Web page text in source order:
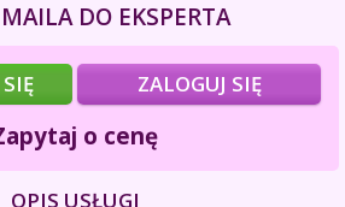
DO EKSPERTA
ZALOGUJ SIĘ
o cenę
OPIS USŁUGI